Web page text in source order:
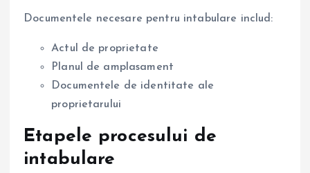
Documentele necesare pentru intabulare includ:
Actul de proprietate
Planul de amplasament
Documentele de identitate ale
proprietarului
Etapele procesului de
intabulare